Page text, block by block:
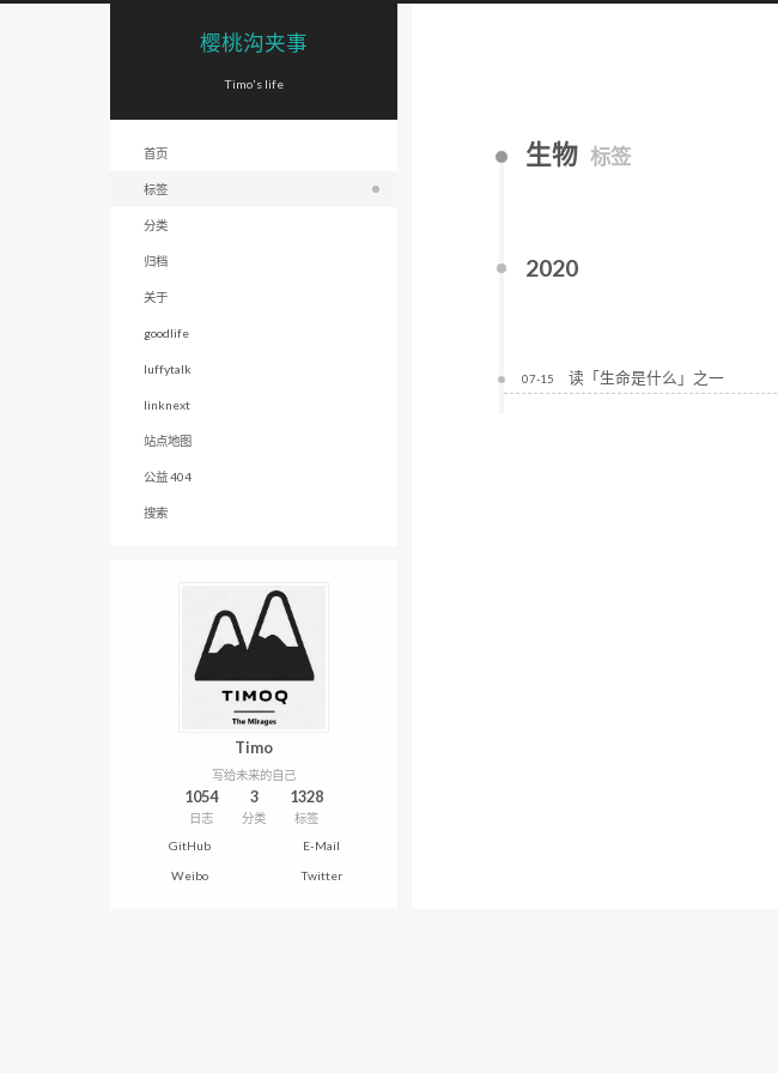
樱桃沟夹事
Timo's life
首页
标签
分类
归档
关于
goodlife
luffytalk
linknext
站点地图
公益 404
搜索
Timo
写给未来的自己
1054
日志
3
分类
1328
标签
GitHub
E-Mail
Weibo Twitter
生物 标签
2020
07-15 读「生命是什么」之一